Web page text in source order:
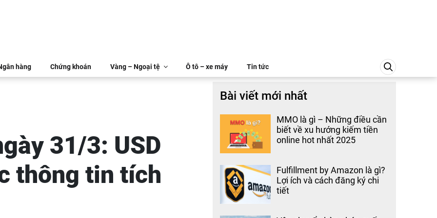
hàng Chứng khoán Vàng – Ngoại tệ Ô tô – xe máy Tin tức
31/3: USD
thông tin tích
Bài viết mới nhất
MMO là gì – Những điều cần
biết về xu hướng kiếm tiền
online hot nhất 2025
Fulfillment by Amazon là gì?
Lợi ích và cách đăng ký chi
tiết